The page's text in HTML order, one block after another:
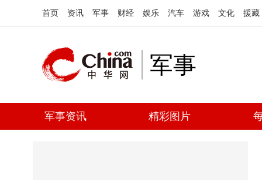
首页 资讯 军事 财经 娱乐 汽车 游戏 文化 援藏
军事
军事资讯 精彩图片